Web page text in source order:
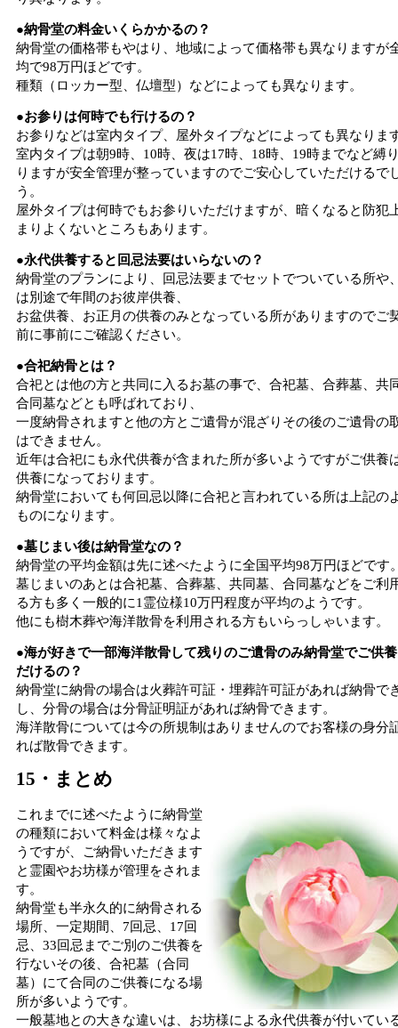
●納骨堂の料金いくらかかるの？
納骨堂の価格帯もやはり、地域によって価格帯も異なりますが
均で98万円ほどです。
種類（ロッカー型、仏壇型）などによっても異なります。
●お参りは何時でも行けるの？
お参りなどは室内タイプ、屋外タイプなどによっても異なりま
室内タイプは朝9時、10時、夜は17時、18時、19時までなど縛
りますが安全管理が整っていますのでご安心していただけるで
う。
屋外タイプは何時でもお参りいただけますが、暗くなると防犯
まりよくないところもあります。
●永代供養すると回忌法要はいらないの？
納骨堂のプランにより、回忌法要までセットでついている所や
は別途で年間のお彼岸供養、
お盆供養、お正月の供養のみとなっている所がありますのでご
前に事前にご確認ください。
●合祀納骨とは？
合祀とは他の方と共同に入るお墓の事で、合祀墓、合葬墓、共
合同墓などとも呼ばれており、
一度納骨されますと他の方とご遺骨が混ざりその後のご遺骨の
はできません。
近年は合祀にも永代供養が含まれた所が多いようですがご供養
供養になっております。
納骨堂においても何回忌以降に合祀と言われている所は上記の
ものになります。
●墓じまい後は納骨堂なの？
納骨堂の平均金額は先に述べたように全国平均98万円ほどです
墓じまいのあとは合祀墓、合葬墓、共同墓、合同墓などをご利
る方も多く一般的に1霊位様10万円程度が平均のようです。
他にも樹木葬や海洋散骨を利用される方もいらっしゃいます。
●海が好きで一部海洋散骨して残りのご遺骨のみ納骨堂でご供
だけるの？
納骨堂に納骨の場合は火葬許可証・埋葬許可証があれば納骨で
し、分骨の場合は分骨証明証があれば納骨できます。
海洋散骨については今の所規制はありませんのでお客様の身分
れば散骨できます。
15・まとめ
これまでに述べたように納骨堂
の種類において料金は様々なよ
うですが、ご納骨いただきます
と霊園やお坊様が管理をされま
す。
納骨堂も半永久的に納骨される
場所、一定期間、7回忌、17回
忌、33回忌までご別のご供養を
行ないその後、合祀墓（合同
墓）にて合同のご供養になる場
所が多いようです。
一般墓地との大きな違いは、お坊様による永代供養が付いてい